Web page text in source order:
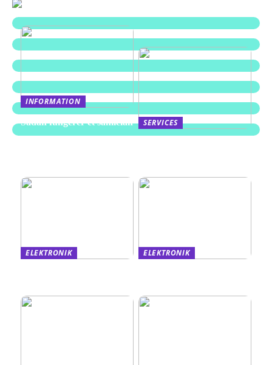
INFORMATION
Sådan fungerer et samlelån SERVICES
ELEKTRONIK ELEKTRONIK